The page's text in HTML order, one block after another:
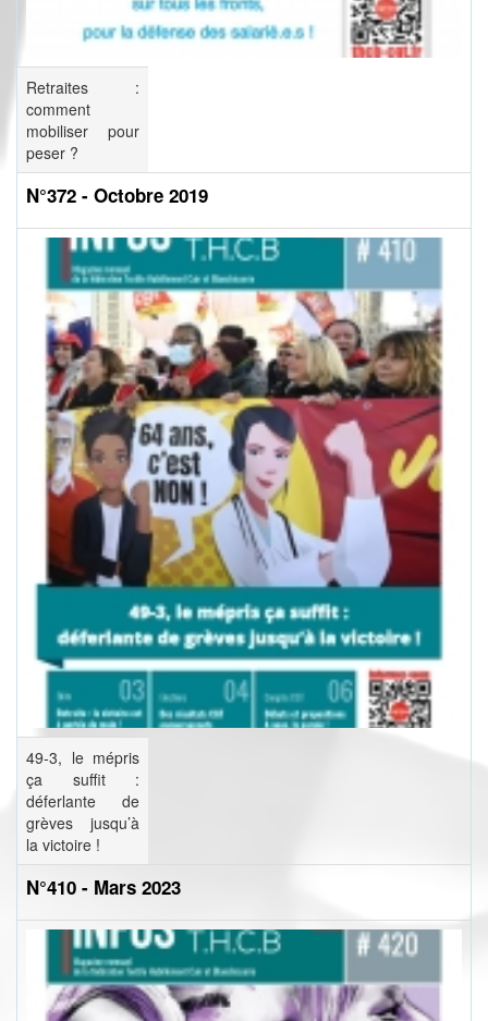
Retraites :
comment
mobiliser pour
peser ?
N°372 - Octobre 2019
49-3, le mépris
ça suffit :
déferlante de
grèves jusqu’à
la victoire !
N°410 - Mars 2023